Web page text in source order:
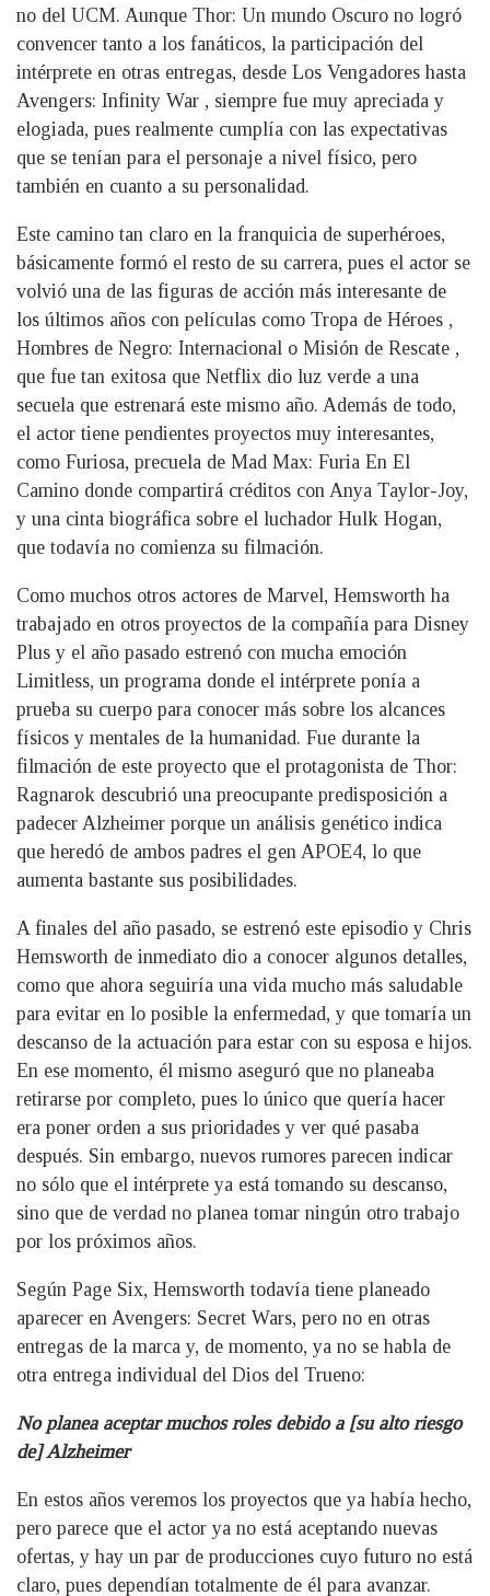
no del UCM. Aunque Thor: Un mundo Oscuro no logró
convencer tanto a los fanáticos, la participación del
intérprete en otras entregas, desde Los Vengadores hasta
Avengers: Infinity War , siempre fue muy apreciada y
elogiada, pues realmente cumplía con las expectativas
que se tenían para el personaje a nivel físico, pero
también en cuanto a su personalidad.
Este camino tan claro en la franquicia de superhéroes,
básicamente formó el resto de su carrera, pues el actor se
volvió una de las figuras de acción más interesante de
los últimos años con películas como Tropa de Héroes ,
Hombres de Negro: Internacional o Misión de Rescate ,
que fue tan exitosa que Netflix dio luz verde a una
secuela que estrenará este mismo año. Además de todo,
el actor tiene pendientes proyectos muy interesantes,
como Furiosa, precuela de Mad Max: Furia En El
Camino donde compartirá créditos con Anya Taylor-Joy,
y una cinta biográfica sobre el luchador Hulk Hogan,
que todavía no comienza su filmación.
Como muchos otros actores de Marvel, Hemsworth ha
trabajado en otros proyectos de la compañía para Disney
Plus y el año pasado estrenó con mucha emoción
Limitless, un programa donde el intérprete ponía a
prueba su cuerpo para conocer más sobre los alcances
físicos y mentales de la humanidad. Fue durante la
filmación de este proyecto que el protagonista de Thor:
Ragnarok descubrió una preocupante predisposición a
padecer Alzheimer porque un análisis genético indica
que heredó de ambos padres el gen APOE4, lo que
aumenta bastante sus posibilidades.
A finales del año pasado, se estrenó este episodio y Chris
Hemsworth de inmediato dio a conocer algunos detalles,
como que ahora seguiría una vida mucho más saludable
para evitar en lo posible la enfermedad, y que tomaría un
descanso de la actuación para estar con su esposa e hijos.
En ese momento, él mismo aseguró que no planeaba
retirarse por completo, pues lo único que quería hacer
era poner orden a sus prioridades y ver qué pasaba
después. Sin embargo, nuevos rumores parecen indicar
no sólo que el intérprete ya está tomando su descanso,
sino que de verdad no planea tomar ningún otro trabajo
por los próximos años.
Según Page Six, Hemsworth todavía tiene planeado
aparecer en Avengers: Secret Wars, pero no en otras
entregas de la marca y, de momento, ya no se habla de
otra entrega individual del Dios del Trueno:
No planea aceptar muchos roles debido a [su alto riesgo
de] Alzheimer
En estos años veremos los proyectos que ya había hecho,
pero parece que el actor ya no está aceptando nuevas
ofertas, y hay un par de producciones cuyo futuro no está
claro, pues dependían totalmente de él para avanzar.